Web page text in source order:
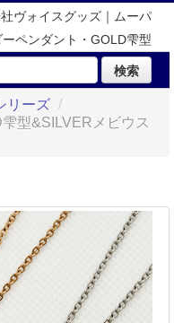
ヴォイスグッズ｜ムーパ
ーペンダント・GOLD雫型
&SILVERメビウス型
検索
リーズ /
型&SILVERメビウス